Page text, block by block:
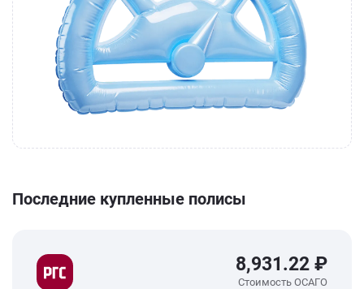
Последние купленные полисы
8,931.22 ₽
Стоимость ОСАГО